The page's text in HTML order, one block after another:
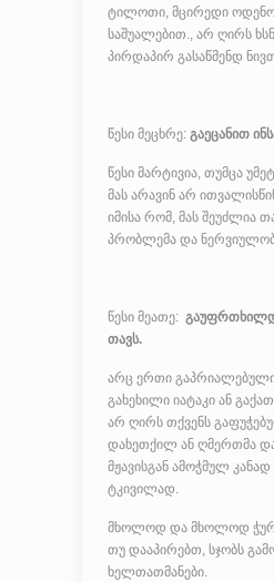
ტილოთი, მცირედი
საშუალებით., არ ღირს
პირდაპირ გასაწმენდ
წესი მეცხრე: გაეცანით
წესი მარტივია, თუმცა
მას არავინ არ
იმისა რომ, მას შეუძლია
პრობლემა და
წესი მეათე:
თავს.
არც ერთი გაპრიალებული
გახეხილი იატაკი ან
არ ღირს თქვენს
დახეთქილ ან ღმერთმა
მჟავისგან ამოჭმულ
ტკივილად.
მხოლოდ და მხოლოდ
თუ დააპირებთ, სჯობს
ხელთათმანები.